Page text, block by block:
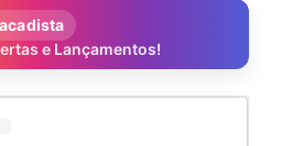
e Lançamentos!